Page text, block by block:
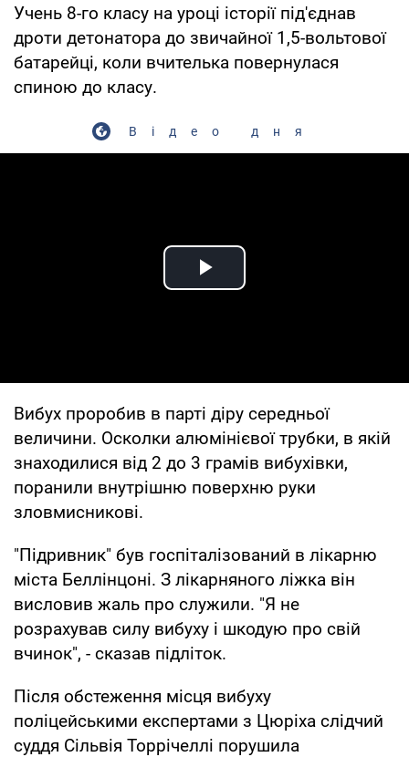
Учень 8-го класу на уроці історії під'єднав
дроти детонатора до звичайної 1,5-вольтової
батарейці, коли вчителька повернулася
спиною до класу.
Відео дня
Play Video
Вибух проробив в парті діру середньої
величини. Осколки алюмінієвої трубки, в якій
знаходилися від 2 до 3 грамів вибухівки,
поранили внутрішню поверхню руки
зловмисникові.
"Підривник" був госпіталізований в лікарню
міста Беллінцоні. З лікарняного ліжка він
висловив жаль про служили. "Я не
розрахував силу вибуху і шкодую про свій
вчинок", - сказав підліток.
Після обстеження місця вибуху
поліцейськими експертами з Цюріха слідчий
суддя Сільвія Торрічеллі порушила